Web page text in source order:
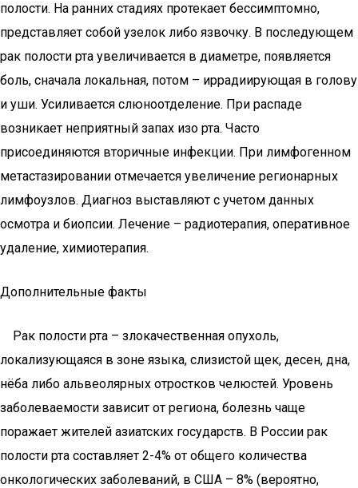
полости. На ранних стадиях протекает бессимптомно,
представляет собой узелок либо язвочку. В последующем
рак полости рта увеличивается в диаметре, появляется
боль, сначала локальная, потом – иррадиирующая в голову
и уши. Усиливается слюноотделение. При распаде
возникает неприятный запах изо рта. Часто
присоединяются вторичные инфекции. При лимфогенном
метастазировании отмечается увеличение регионарных
лимфоузлов. Диагноз выставляют с учетом данных
осмотра и биопсии. Лечение – радиотерапия, оперативное
удаление, химиотерапия.
Дополнительные факты
Рак полости рта – злокачественная опухоль,
локализующаяся в зоне языка, слизистой щек, десен, дна,
нёба либо альвеолярных отростков челюстей. Уровень
заболеваемости зависит от региона, болезнь чаще
поражает жителей азиатских государств. В России рак
полости рта составляет 2-4% от общего количества
онкологических заболеваний, в США – 8% (вероятно,